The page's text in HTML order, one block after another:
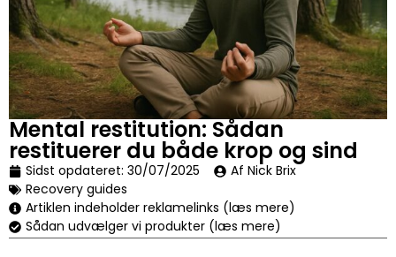
Mental restitution: Sådan
restituerer du både krop og sind
Sidst opdateret: 30/07/2025
Af Nick Brix
Recovery guides
Artiklen indeholder reklamelinks (læs mere)
Sådan udvælger vi produkter (læs mere)